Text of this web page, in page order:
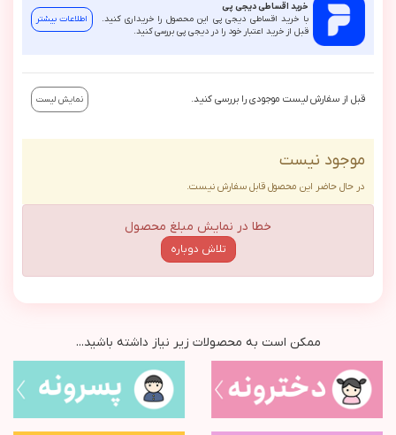
خرید اقساطی دیجی پی
با خرید اقساطی دیجی پی این محصول را خریداری کنید.
قبل از خرید اعتبار خود را در دیجی پی بررسی کنید.
اطلاعات بیشتر
قبل از سفارش لیست موجودی را بررسی کنید. نمایش لیست
موجود نیست
در حال حاضر این محصول قابل سفارش نیست.
خطا در نمایش مبلغ محصول
تلاش دوباره
ممکن است به محصولات زیر نیاز داشته باشید...